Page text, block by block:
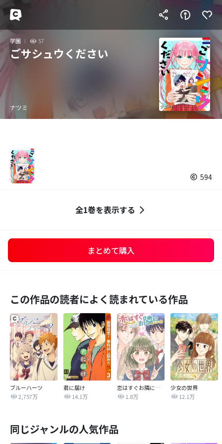
学園 57
ごサシュウください
ナツミ
594
全1巻を表示する
まとめて購入
この作品の読者によく読まれている作品
ブルーハーツ
2,757万
君に届け
14.1万
恋はすぐお隣に【タテヨミ】
1.8万
少女の世界
12.1万
同じジャンルの人気作品